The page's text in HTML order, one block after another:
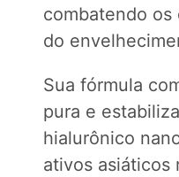
combatendo
do
Sua fórmula
pura e
hialurônico
ativos asiáticos